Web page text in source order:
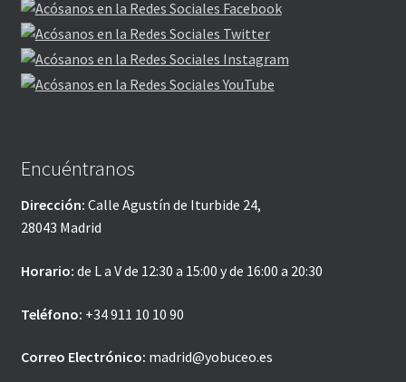
Encuéntranos
Dirección: Calle Agustín de Iturbide 24,
28043 Madrid
Horario: de L a V de 12:30 a 15:00 y de 16:00 a 20:30
Teléfono: +34 911 10 10 90
Correo Electrónico: madrid@yobuceo.es